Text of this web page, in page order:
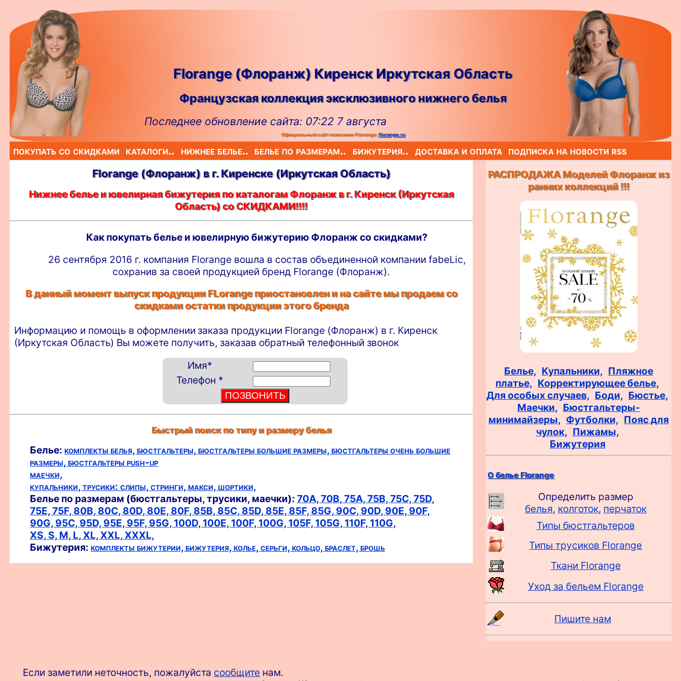
Florange (Флоранж) Киренск Иркутская Область
Французская коллекция эксклюзивного нижнего белья
Последнее обновление сайта: 07:22 7 августа
Официальный сайт компании Florange:florange.ru
покупать со скидками каталоги.. нижнее белье.. белье по размерам.. бижутерия.. доставка и оплата подписка на новости rss
Florange (Флоранж) в г. Киренскe (Иркутская Область)
Нижнее белье и ювелирная бижутерия по каталогам Флоранж в г. Киренск (Иркутская
Область) со СКИДКАМИ!!!!
Как покупать белье и ювелирную бижутерию Флоранж со скидками?
26 сентября 2016 г. компания Florange вошла в состав объединенной компании fabeLic,
сохранив за своей продукцией бренд Florange (Флоранж).
В данный момент выпуск продукции FLorange приостановлен и на сайте мы продаем со
скидками остатки продукции этого бренда
Информацию и помощь в оформлении заказа продукции Florange (Флоранж) в г. Киренск
(Иркутская Область) Вы можете получить, заказав обратный телефонный звонок
Имя*
Телефон *
Быстрый поиск по типу и размеру белья
Белье:комплекты белья,бюстгальтеры,бюстгальтеры большие размеры,бюстгальтеры очень большие
размеры,бюстгальтеры push-up
маечки,
купальники,трусики:слипы,стринги,макси, шортики,
Белье по размерам (бюстгальтеры, трусики, маечки):70A,70B,75A,75B,75C,75D,
75E,75F, 80B, 80C, 80D, 80E, 80F, 85B, 85C, 85D, 85E, 85F, 85G, 90C, 90D, 90E, 90F,
90G, 95C, 95D, 95E, 95F, 95G, 100D, 100E, 100F, 100G, 105F, 105G, 110F, 110G,
XS, S, M, L,XL,XXL,XXXL,
Бижутерия:комплекты бижутерии,бижутерия,колье,серьги,кольцо,браслет,брошь
РАСПРОДАЖА Моделей Флоранж из
ранних коллекций !!!
Белье, Купальники, Пляжное
платье, Корректирующее белье,
Для особых случаев, Боди, Бюстье,
Маечки, Бюстгальтеры-
минимайзеры, Футболки, Пояс для
чулок, Пижамы,
Бижутерия
О белье Florange
Определить размер
белья, колготок, перчаток
Типы бюстгальтеров
Типы трусиков Florange
Ткани Florange
Уход за бельем Florange
Пишите нам
Если заметили неточность, пожалуйста сообщите нам.